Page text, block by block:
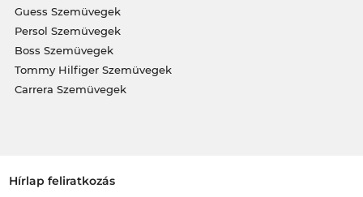
Guess Szemüvegek
Persol Szemüvegek
Boss Szemüvegek
Tommy Hilfiger Szemüvegek
Carrera Szemüvegek
Hírlap feliratkozás